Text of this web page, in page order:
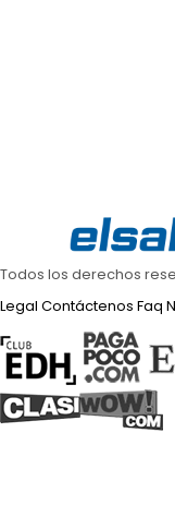
Todos los derechos
Legal Contáctenos Faq